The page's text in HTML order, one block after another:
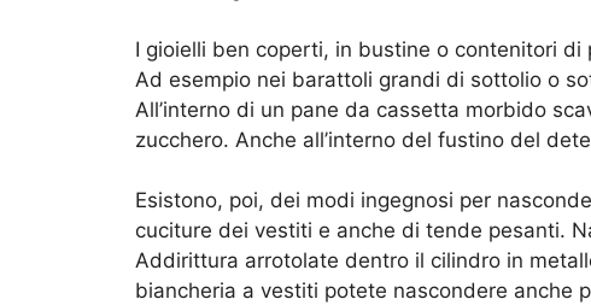
I gioielli ben coperti, in bustine o contenitori di
Ad esempio nei barattoli grandi di sottolio o
All’interno di un pane da cassetta morbido
zucchero. Anche all’interno del fustino del
Esistono, poi, dei modi ingegnosi per
cuciture dei vestiti e anche di tende pesanti.
Addirittura arrotolate dentro il cilindro in
biancheria a vestiti potete nascondere anche